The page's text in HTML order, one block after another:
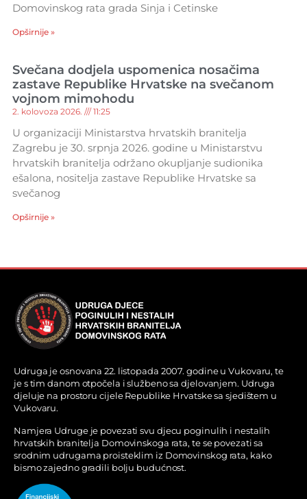
Domovinskog rata grada Sinja i Cetinske
Opširnije »
Svečana dodjela uspomenica nosačima
zastave Republike Hrvatske na svečanom
vojnom mimohodu
2. kolovoza 2026. 11:25
U organizaciji Ministarstva hrvatskih branitelja
Zagrebu je 30. srpnja 2026. godine u Ministarstvu
hrvatskih branitelja održano okupljanje sudionika
ešalona, nositelja zastave Republike Hrvatske sa
svečanog
Opširnije »
Udruga je osnovana 22. listopada 2007. godine u Vukovaru, te
je s tim danom otpočela i službeno sa djelovanjem. Udruga
djeluje na prostoru cijele Republike Hrvatske sa sjedištem u
Vukovaru.
Namjera Udruge je povezati svu djecu poginulih i nestalih
hrvatskih branitelja Domovinskoga rata, te se povezati sa
srodnim udrugama proisteklim iz Domovinskog rata, kako
bismo zajedno gradili bolju budućnost.